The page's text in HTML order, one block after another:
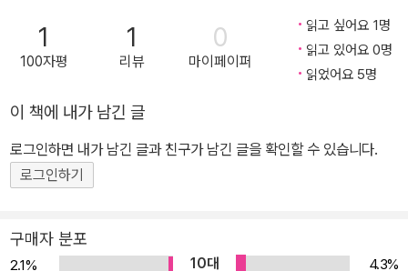
1
100자평
1
리뷰
0
마이페이퍼
읽고 싶어요 1명
읽고 있어요 0명
읽었어요 5명
이 책에 내가 남긴 글
로그인하면 내가 남긴 글과 친구가 남긴 글을 확인할 수 있습니다.
로그인하기
구매자 분포
2.1% 10대
4.3%